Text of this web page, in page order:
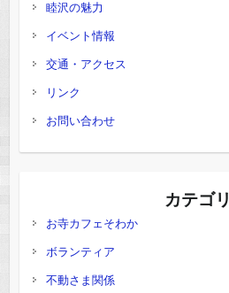
睦沢の魅力
イベント情報
交通・アクセス
リンク
お問い合わせ
カテゴリ
お寺カフェそわか
ボランティア
不動さま関係